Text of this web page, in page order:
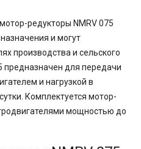
редукторы NMRV 075
и могут
производства и сельского
предназначен для передачи
и нагрузкой в
Комплектуется мотор-
мощностью до